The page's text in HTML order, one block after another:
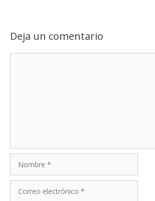
Deja un comentario
electrónico